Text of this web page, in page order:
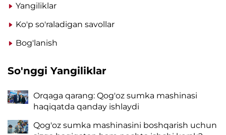
Yangiliklar
Ko'p so'raladigan savollar
Bog'lanish
So'nggi Yangiliklar
Orqaga qarang: Qog'oz sumka mashinasi
haqiqatda qanday ishlaydi
Qog'oz sumka mashinasini boshqarish uchun